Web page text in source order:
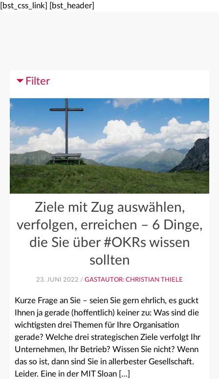
[bst_css_link] [bst_header]
Filter
Ziele mit Zug auswählen,
verfolgen, erreichen – 6 Dinge,
die Sie über #OKRs wissen
sollten
23. JUNI 2022 / GASTAUTOR: CHRISTIAN THIELE
Kurze Frage an Sie – seien Sie gern ehrlich, es guckt
Ihnen ja gerade (hoffentlich) keiner zu: Was sind die
wichtigsten drei Themen für Ihre Organisation
gerade? Welche drei strategischen Ziele verfolgt Ihr
Unternehmen, Ihr Betrieb? Wissen Sie nicht? Wenn
das so ist, dann sind Sie in allerbester Gesellschaft.
Leider. Eine in der MIT Sloan […]